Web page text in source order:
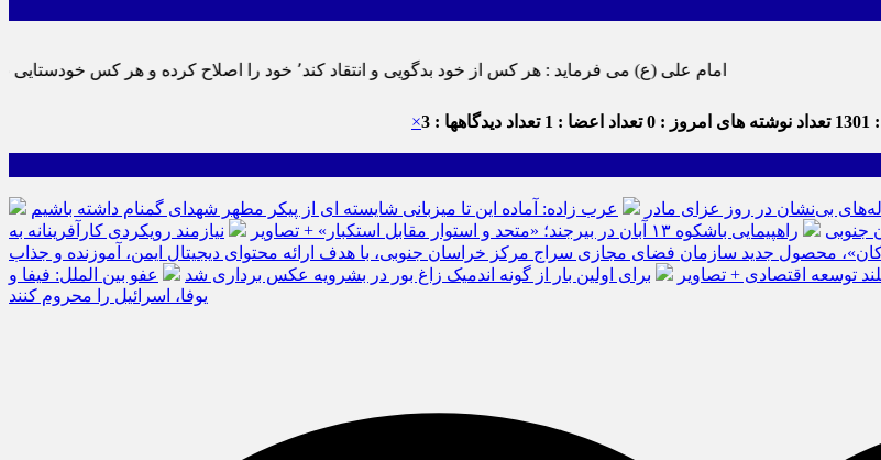
امام علی (ع) می فرماید : هر کس از خود بدگویی و انتقاد کند٬ خود را اصلاح کرده و هر کس خودستایی نماید٬ پس به تحقیق خویش را تباه نموده است.
تعداد نوشته های امروز : 0 تعداد اعضا : 1 تعداد دیدگاهها : 3 ×
بی‌نشان در روز عزای مادر
عرب زاده: آماده این تا میزبانی شایسته ای از پیکر مطهر شهدای گمنام داشته باشیم
راهپیمایی باشکوه ۱۳ آبان در بیرجند؛ «متحد و استوار مقابل استکبار» + تصاویر
نیازمند رویکردی کارآفرینانه به
محصول جدید سازمان فضای مجازی سراج مرکز خراسان جنوبی، با هدف ارائه محتوای دیجیتال ایمن، آموزنده و جذاب
توسعه اقتصادی + تصاویر برای اولین بار از گونه اندمیک زاغ بور در بشرویه عکس برداری شد
عفو بین الملل: فیفا و
یوفا، اسرائیل را محروم کنند